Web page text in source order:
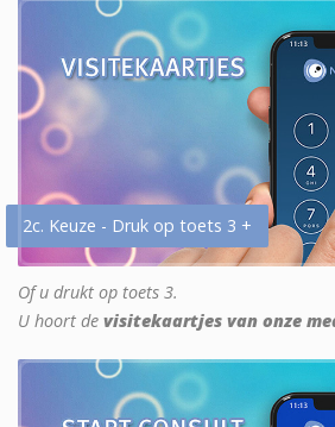
2c. Keuze - Druk op toets 3 +
Of u drukt op toets 3.
U hoort de visitekaartjes van onze